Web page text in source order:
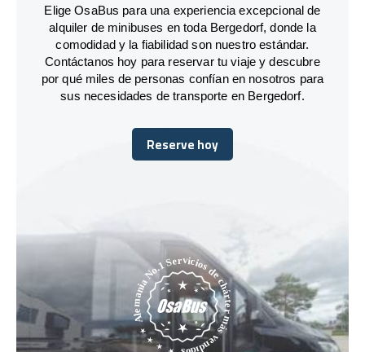
Elige OsaBus para una experiencia excepcional de
alquiler de minibuses en toda Bergedorf, donde la
comodidad y la fiabilidad son nuestro estándar.
Contáctanos hoy para reservar tu viaje y descubre
por qué miles de personas confían en nosotros para
sus necesidades de transporte en Bergedorf.
Reserve hoy
Reserve hoy